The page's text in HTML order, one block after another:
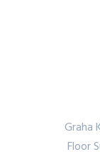
Graha
Floor